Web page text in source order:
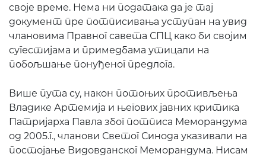
своје време. Нема ни података да је тај
документ пре потписивања уступан на увид
члановима Правног савета СПЦ како би својим
сугестијама и примедбама утицали на
побољшање понуђеног предлога.
Више пута су, након потоњих противљења
Владике Артемија и његових јавних критика
Патријарха Павла због потписа Меморандума
од 2005.г., чланови Светог Синода указивали на
постојање Видовданског Меморандума. Нисам